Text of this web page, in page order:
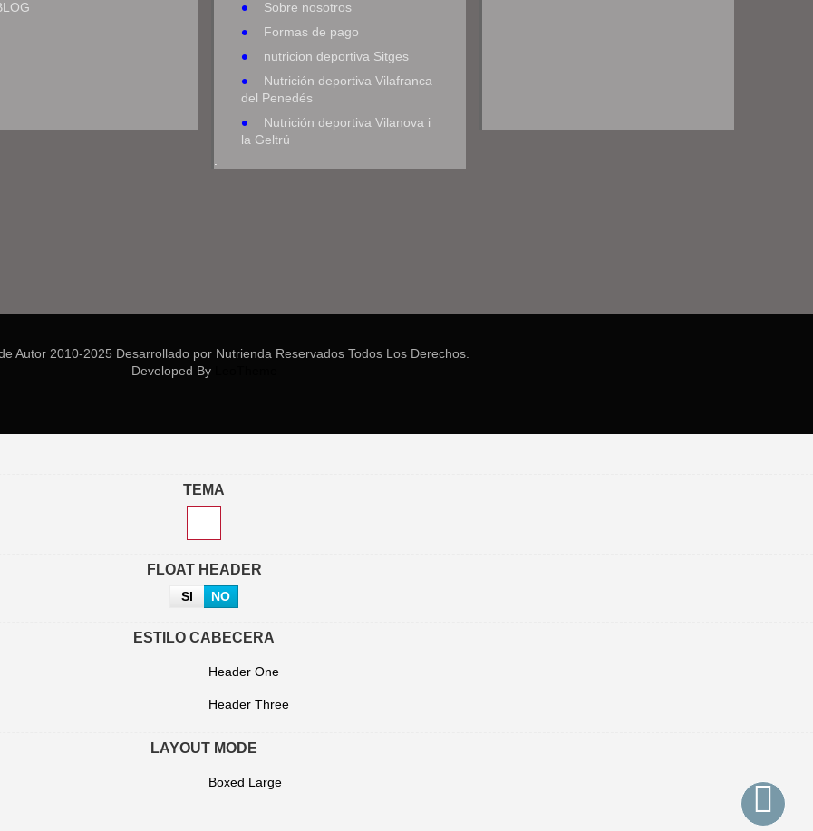
Sobre nosotros
Formas de pago
nutricion deportiva Sitges
Nutrición deportiva Vilafranca
del Penedés
Nutrición deportiva Vilanova i
la Geltrú
Autor 2010-2025 Desarrollado por Nutrienda Reservados Todos Los Derechos.
Developed By
TEMA
FLOAT HEADER
SI NO
ESTILO CABECERA
Header One
Header Three
LAYOUT MODE
Boxed Large